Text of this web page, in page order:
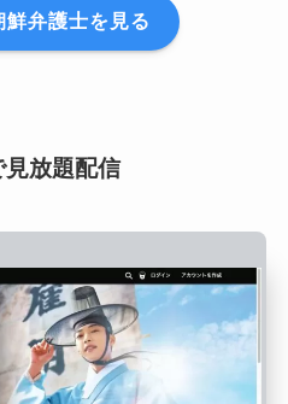
弁護士を見る
放題配信